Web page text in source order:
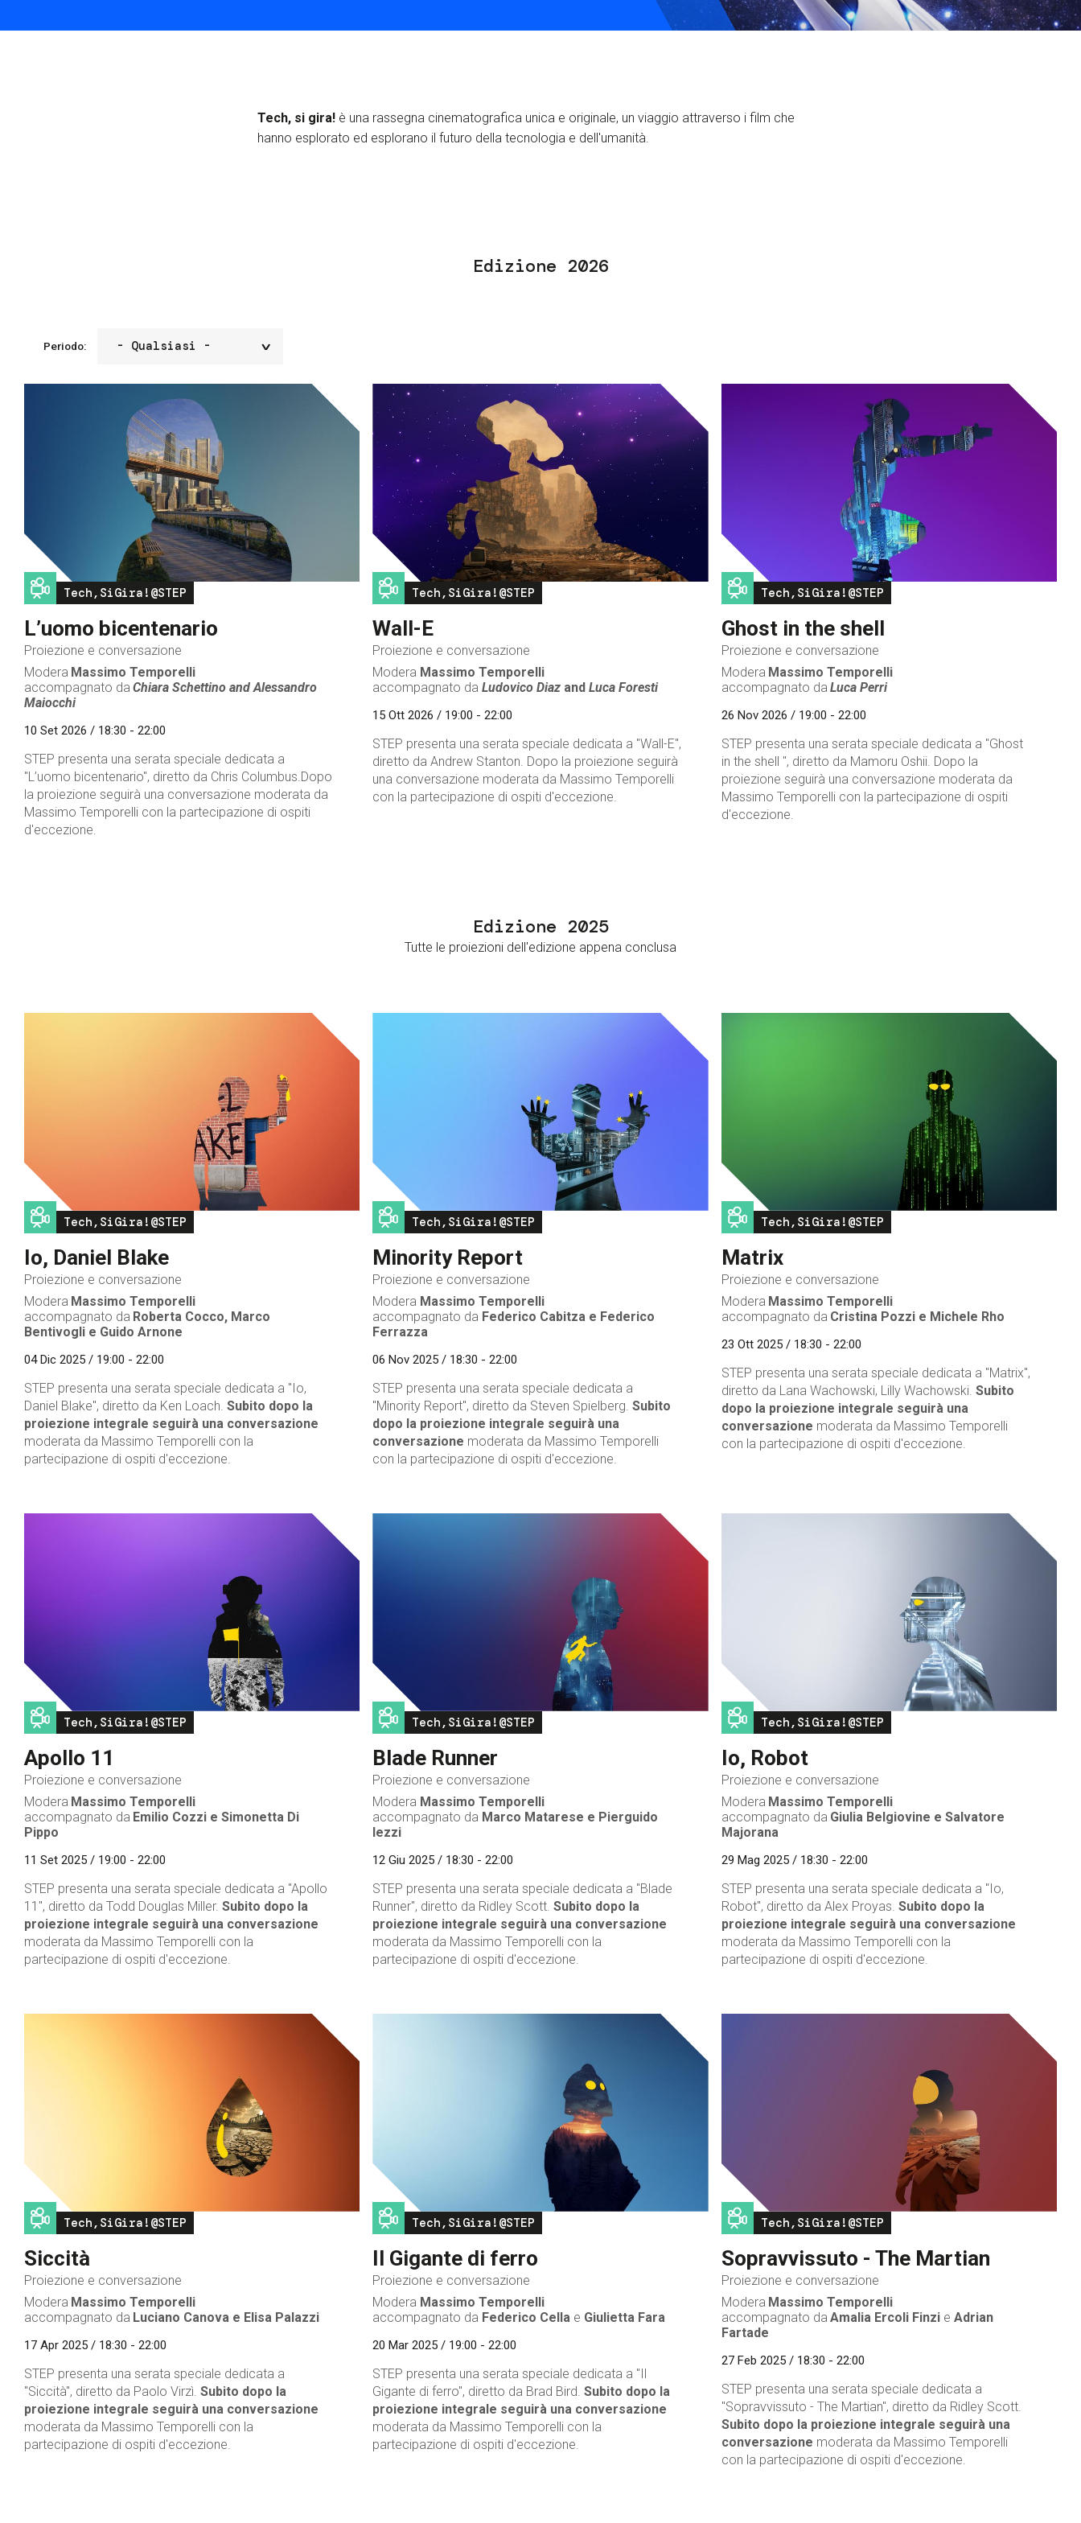
Servizi e accessibilità
Contatti
Biglietti
Tech, si gira! è una rassegna cinematografica unica e originale, un viaggio attraverso i film che
hanno esplorato ed esplorano il futuro della tecnologia e dell'umanità.
Edizione 2026
Periodo:
Image
Tech,SiGira!@STEP
L’uomo bicentenario
Proiezione e conversazione
Modera Massimo Temporelli
accompagnato da Chiara Schettino andAlessandro
Maiocchi
10 Set 2026 / 18:30 - 22:00
STEP presenta una serata speciale dedicata a
"L’uomo bicentenario", diretto da Chris Columbus.Dopo
la proiezione seguirà una conversazione moderata da
Massimo Temporelli con la partecipazione di ospiti
d'eccezione.
Image
Tech,SiGira!@STEP
Wall-E
Proiezione e conversazione
Modera Massimo Temporelli
accompagnato da Ludovico Diazand Luca Foresti
15 Ott 2026 / 19:00 - 22:00
STEP presenta una serata speciale dedicata a "Wall-E",
diretto da Andrew Stanton. Dopo la proiezione seguirà
una conversazione moderata da Massimo Temporelli
con la partecipazione di ospiti d'eccezione.
Image
Tech,SiGira!@STEP
Ghost in the shell
Proiezione e conversazione
Modera Massimo Temporelli
accompagnato da Luca Perri
26 Nov 2026 / 19:00 - 22:00
STEP presenta una serata speciale dedicata a "Ghost
in the shell ", diretto da Mamoru Oshii. Dopo la
proiezione seguirà una conversazione moderata da
Massimo Temporelli con la partecipazione di ospiti
d'eccezione.
Edizione 2025
Tutte le proiezioni dell'edizione appena conclusa
Image
Tech,SiGira!@STEP
Io, Daniel Blake
Proiezione e conversazione
Modera Massimo Temporelli
accompagnato da Roberta Cocco, Marco
Bentivogli e Guido Arnone
04 Dic 2025 / 19:00 - 22:00
STEP presenta una serata speciale dedicata a "Io,
Daniel Blake", diretto da Ken Loach. Subito dopo la
proiezione integrale seguirà una conversazione
moderata da Massimo Temporelli con la
partecipazione di ospiti d'eccezione.
Image
Tech,SiGira!@STEP
Minority Report
Proiezione e conversazione
Modera Massimo Temporelli
accompagnato da Federico Cabitza e Federico
Ferrazza
06 Nov 2025 / 18:30 - 22:00
STEP presenta una serata speciale dedicata a
"Minority Report", diretto da Steven Spielberg.Subito
dopo la proiezione integrale seguirà una
conversazione moderata da Massimo Temporelli
con la partecipazione di ospiti d'eccezione.
Image
Tech,SiGira!@STEP
Matrix
Proiezione e conversazione
Modera Massimo Temporelli
accompagnato da Cristina Pozzi e Michele Rho
23 Ott 2025 / 18:30 - 22:00
STEP presenta una serata speciale dedicata a "Matrix",
diretto da Lana Wachowski, Lilly Wachowski. Subito
dopo la proiezione integrale seguirà una
conversazione moderata da Massimo Temporelli
con la partecipazione di ospiti d'eccezione.
Image
Tech,SiGira!@STEP
Apollo 11
Proiezione e conversazione
Modera Massimo Temporelli
accompagnato da Emilio Cozzi e Simonetta Di
Pippo
11 Set 2025 / 19:00 - 22:00
STEP presenta una serata speciale dedicata a "Apollo
11", diretto da Todd Douglas Miller. Subito dopo la
proiezione integrale seguirà una conversazione
moderata da Massimo Temporelli con la
partecipazione di ospiti d'eccezione.
Image
Tech,SiGira!@STEP
Blade Runner
Proiezione e conversazione
Modera Massimo Temporelli
accompagnato da Marco Matarese e Pierguido
Iezzi
12 Giu 2025 / 18:30 - 22:00
STEP presenta una serata speciale dedicata a "Blade
Runner", diretto da Ridley Scott.Subito dopo la
proiezione integrale seguirà una conversazione
moderata da Massimo Temporelli con la
partecipazione di ospiti d'eccezione.
Image
Tech,SiGira!@STEP
Io, Robot
Proiezione e conversazione
Modera Massimo Temporelli
accompagnato da Giulia Belgiovine e Salvatore
Majorana
29 Mag 2025 / 18:30 - 22:00
STEP presenta una serata speciale dedicata a "Io,
Robot", diretto da Alex Proyas. Subito dopo la
proiezione integrale seguirà una conversazione
moderata da Massimo Temporelli con la
partecipazione di ospiti d'eccezione.
Image
Tech,SiGira!@STEP
Siccità
Proiezione e conversazione
Modera Massimo Temporelli
accompagnato da Luciano Canova e Elisa Palazzi
17 Apr 2025 / 18:30 - 22:00
STEP presenta una serata speciale dedicata a
"Siccità", diretto da Paolo Virzì. Subito dopo la
proiezione integrale seguirà una conversazione
moderata da Massimo Temporelli con la
partecipazione di ospiti d'eccezione.
Image
Tech,SiGira!@STEP
Il Gigante di ferro
Proiezione e conversazione
Modera Massimo Temporelli
accompagnato da Federico Cella e Giulietta Fara
20 Mar 2025 / 19:00 - 22:00
STEP presenta una serata speciale dedicata a "Il
Gigante di ferro", diretto da Brad Bird.Subito dopo la
proiezione integrale seguirà una conversazione
moderata da Massimo Temporelli con la
partecipazione di ospiti d'eccezione.
Image
Tech,SiGira!@STEP
Sopravvissuto - The Martian
Proiezione e conversazione
Modera Massimo Temporelli
accompagnato da Amalia Ercoli Finzie Adrian
Fartade
27 Feb 2025 / 18:30 - 22:00
STEP presenta una serata speciale dedicata a
"Sopravvissuto - The Martian", diretto da Ridley Scott.
Subito dopo la proiezione integrale seguirà una
conversazione moderata da Massimo Temporelli
con la partecipazione di ospiti d'eccezione.